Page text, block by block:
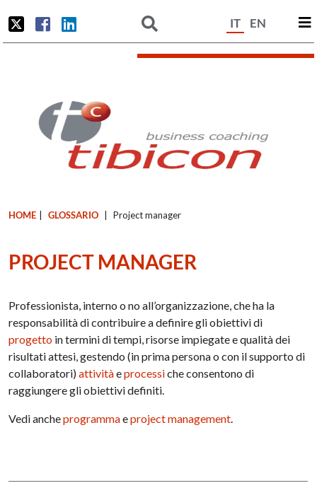
IT EN
HOME GLOSSARIO Project manager
PROJECT MANAGER
Professionista, interno o no all’organizzazione, che ha la
responsabilità di contribuire a definire gli obiettivi di
progetto in termini di tempi, risorse impiegate e qualità dei
risultati attesi, gestendo (in prima persona o con il supporto di
collaboratori)attivitàeprocessiche consentono di
raggiungere gli obiettivi definiti.
Vedi ancheprogrammaeproject management.